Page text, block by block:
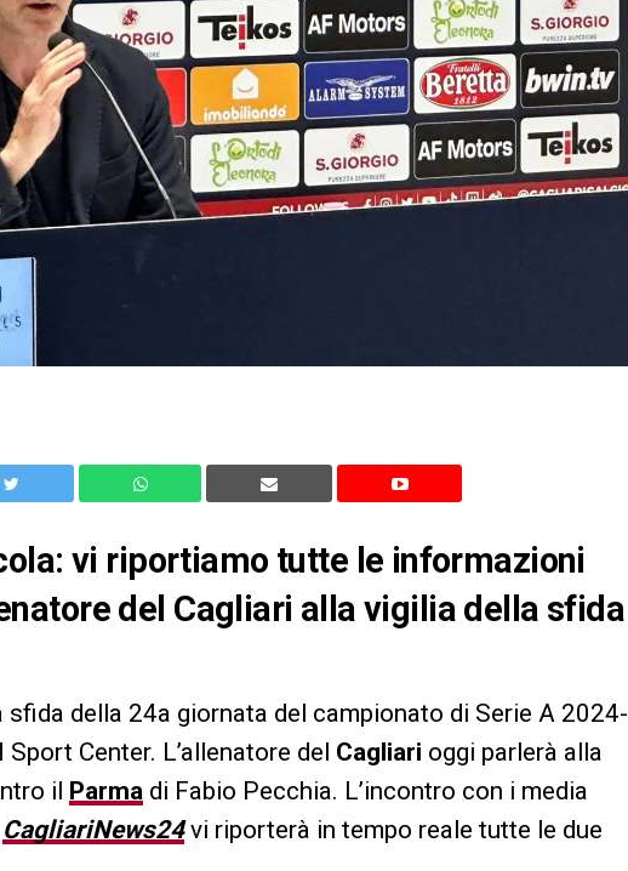
vi riportiamo tutte le informazioni
del Cagliari alla vigilia della sfida
della 24a giornata del campionato di Serie A 2024-
Center. L’allenatore del Cagliari oggi parlerà alla
il Parma di Fabio Pecchia. L’incontro con i media
CagliariNews24vi riporterà in tempo reale tutte le due